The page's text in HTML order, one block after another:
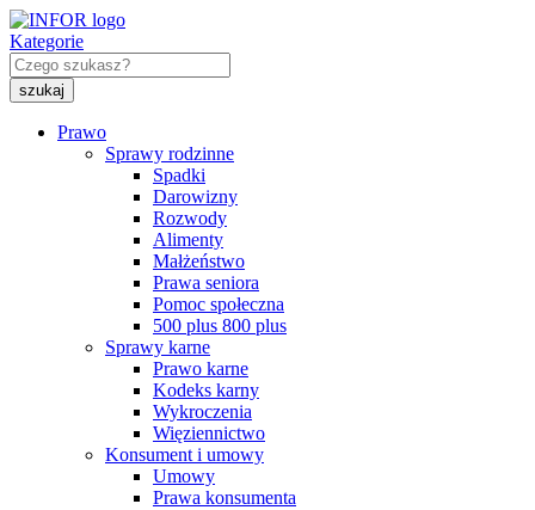
Kategorie
Prawo
Sprawy rodzinne
Spadki
Darowizny
Rozwody
Alimenty
Małżeństwo
Prawa seniora
Pomoc społeczna
500 plus 800 plus
Sprawy karne
Prawo karne
Kodeks karny
Wykroczenia
Więziennictwo
Konsument i umowy
Umowy
Prawa konsumenta